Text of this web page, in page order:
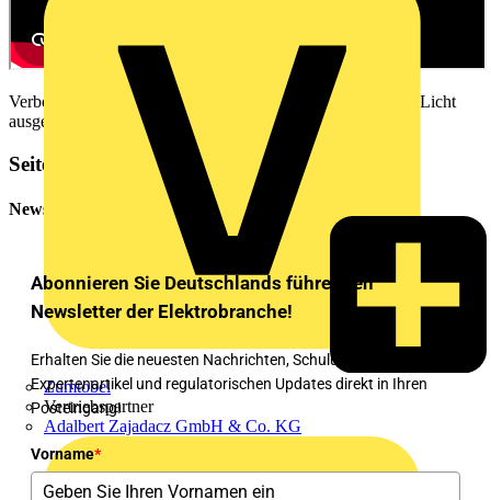
Zumtobel
Vertriebspartner
Adalbert Zajadacz GmbH & Co. KG
Verbot der Leuchtstofflampe 2023! Was passiert, wenn das Licht
ausgeht?
Seitenleiste
Newsletter
Abonnieren Sie Deutschlands führenden
Newsletter der Elektrobranche!
Erhalten Sie die neuesten Nachrichten, Schulungen,
Expertenartikel und regulatorischen Updates direkt in Ihren
Posteingang!
Vorname*